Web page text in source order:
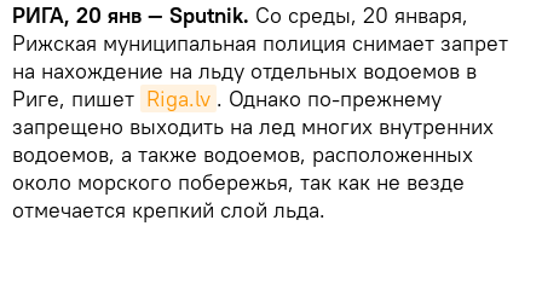
РИГА, 20 янв — Sputnik. Со среды, 20 января,
Рижская муниципальная полиция снимает запрет
на нахождение на льду отдельных водоемов в
Риге, пишет Riga.lv . Однако по-прежнему
запрещено выходить на лед многих внутренних
водоемов, а также водоемов, расположенных
около морского побережья, так как не везде
отмечается крепкий слой льда.